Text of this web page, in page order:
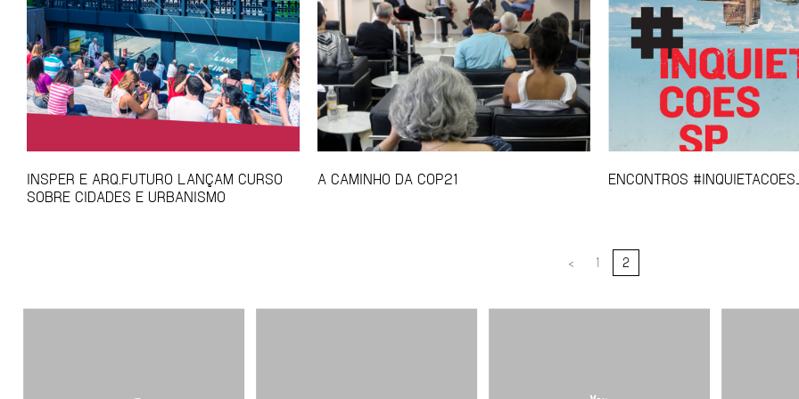
INSPER E ARQ.FUTURO LANÇAM CURSO
SOBRE CIDADES E URBANISMO
A CAMINHO DA COP21 ENCONTROS
< 1 2